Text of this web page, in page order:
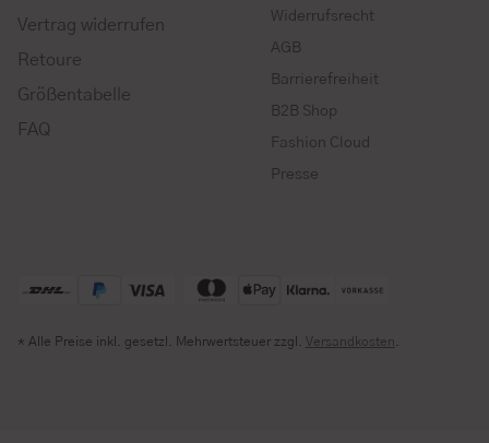
Vertrag widerrufen
Retoure
Größentabelle
FAQ
Widerrufsrecht
AGB
Barrierefreiheit
B2B Shop
Fashion Cloud
Presse
* Alle Preise inkl. gesetzl. Mehrwertsteuer zzgl. Versandkosten